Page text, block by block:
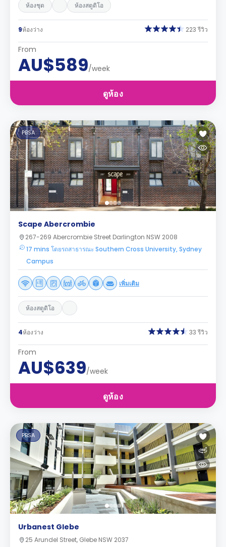
ห้องชุด ห้องสตูดิโอ
9ห้องว่าง 223 รีวิว
From
AU$589/week
ดูห้อง
PBSA
Scape Abercrombie
267-269 Abercrombie Street Darlington NSW 2008
17 mins โดยรถสาธารณะ Southern Cross University, Sydney
Campus
เพิ่มเติม
ห้องสตูดิโอ
4ห้องว่าง 33 รีวิว
From
AU$639/week
ดูห้อง
PBSA
Urbanest Glebe
25 Arundel Street, Glebe NSW 2037